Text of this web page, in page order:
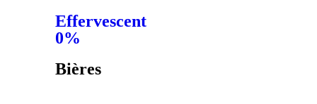
Effervescent
0%
Bières